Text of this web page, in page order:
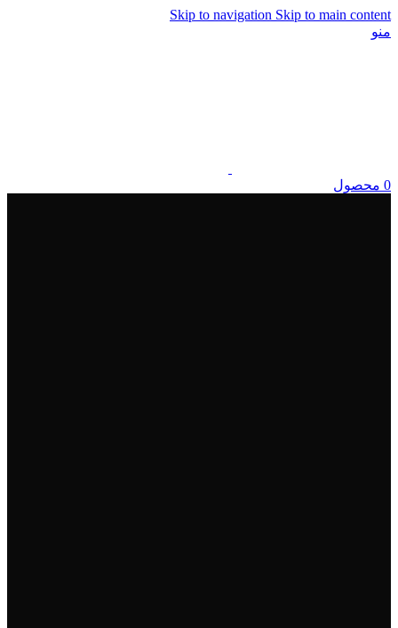
Skip to navigation Skip to main content
منو
0 محصول